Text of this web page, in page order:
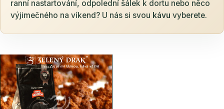
ranní nastartování, odpolední šálek k dortu nebo něco
výjimečného na víkend? U nás si svou kávu vyberete.